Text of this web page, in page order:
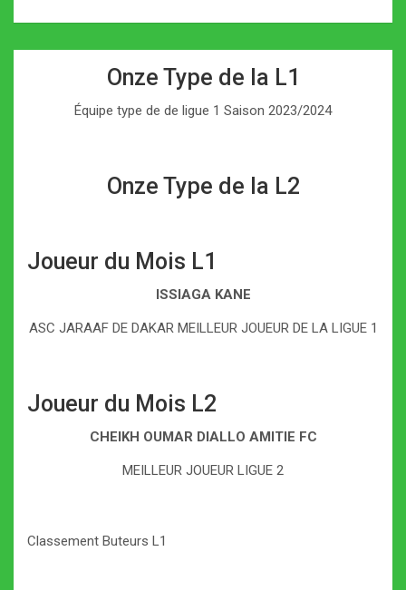
Onze Type de la L1
Équipe type de de ligue 1 Saison 2023/2024
Onze Type de la L2
Joueur du Mois L1
ISSIAGA KANE
ASC JARAAF DE DAKAR MEILLEUR JOUEUR DE LA LIGUE 1
Joueur du Mois L2
CHEIKH OUMAR DIALLO AMITIE FC
MEILLEUR JOUEUR LIGUE 2
Classement Buteurs L1